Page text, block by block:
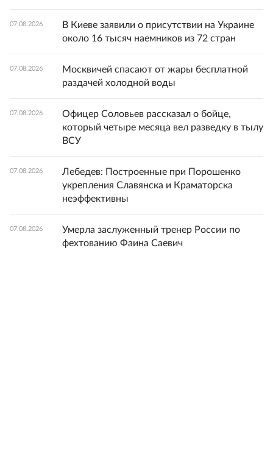
07.08.2026
В Киеве заявили о присутствии на Украине
около 16 тысяч наемников из 72 стран
07.08.2026
Москвичей спасают от жары бесплатной
раздачей холодной воды
07.08.2026
Офицер Соловьев рассказал о бойце,
который четыре месяца вел разведку в тылу
ВСУ
07.08.2026
Лебедев: Построенные при Порошенко
укрепления Славянска и Краматорска
неэффективны
07.08.2026
Умерла заслуженный тренер России по
фехтованию Фаина Саевич